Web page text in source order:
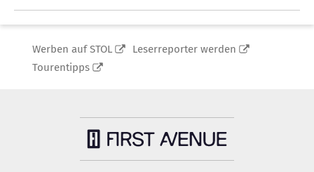
Werben auf STOL
Leserreporter werden
Tourentipps